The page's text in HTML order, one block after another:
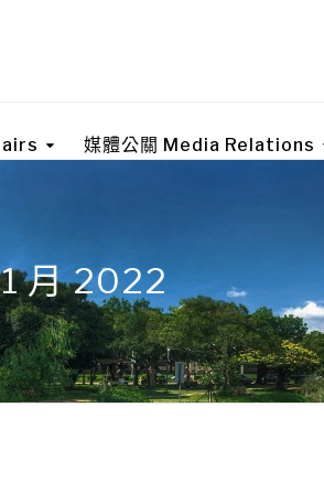
媒體公關 Media Relations
月 2022